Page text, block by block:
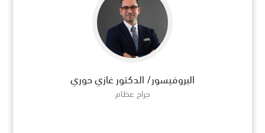
البروفيسور/ الدكتور غازي حوري
جراح عظام